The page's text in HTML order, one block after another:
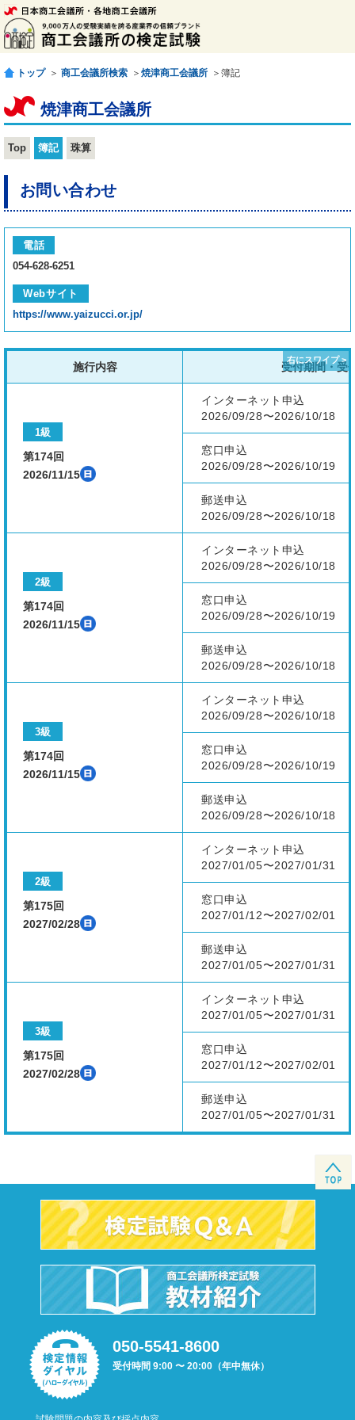
トップ ＞ 商工会議所検索 ＞ 焼津商工会議所 ＞簿記
焼津商工会議所
Top 簿記 珠算
お問い合わせ
電話
054-628-6251
Webサイト
https://www.yaizucci.or.jp/
施行内容 受付期間・受
1級
第174回
2026/11/15
インターネット申込
2026/09/28〜2026/10/18
窓口申込
2026/09/28〜2026/10/19
郵送申込
2026/09/28〜2026/10/18
2級
第174回
2026/11/15
インターネット申込
2026/09/28〜2026/10/18
窓口申込
2026/09/28〜2026/10/19
郵送申込
2026/09/28〜2026/10/18
3級
第174回
2026/11/15
インターネット申込
2026/09/28〜2026/10/18
窓口申込
2026/09/28〜2026/10/19
郵送申込
2026/09/28〜2026/10/18
2級
第175回
2027/02/28
インターネット申込
2027/01/05〜2027/01/31
窓口申込
2027/01/12〜2027/02/01
郵送申込
2027/01/05〜2027/01/31
3級
第175回
2027/02/28
インターネット申込
2027/01/05〜2027/01/31
窓口申込
2027/01/12〜2027/02/01
郵送申込
2027/01/05〜2027/01/31
050-5541-8600
受付時間 9:00 〜 20:00（年中無休）